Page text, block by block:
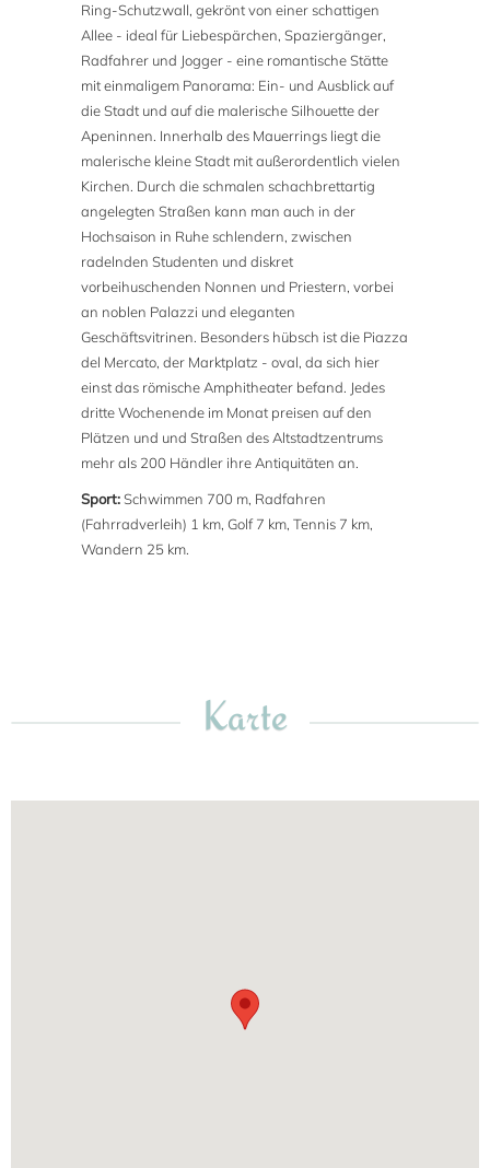
Ring-Schutzwall, gekrönt von einer schattigen
Allee - ideal für Liebespärchen, Spaziergänger,
Radfahrer und Jogger - eine romantische Stätte
mit einmaligem Panorama: Ein- und Ausblick auf
die Stadt und auf die malerische Silhouette der
Apeninnen. Innerhalb des Mauerrings liegt die
malerische kleine Stadt mit außerordentlich vielen
Kirchen. Durch die schmalen schachbrettartig
angelegten Straßen kann man auch in der
Hochsaison in Ruhe schlendern, zwischen
radelnden Studenten und diskret
vorbeihuschenden Nonnen und Priestern, vorbei
an noblen Palazzi und eleganten
Geschäftsvitrinen. Besonders hübsch ist die Piazza
del Mercato, der Marktplatz - oval, da sich hier
einst das römische Amphitheater befand. Jedes
dritte Wochenende im Monat preisen auf den
Plätzen und und Straßen des Altstadtzentrums
mehr als 200 Händler ihre Antiquitäten an.
Sport:Schwimmen 700 m, Radfahren
(Fahrradverleih) 1 km, Golf 7 km, Tennis 7 km,
Wandern 25 km.
Karte